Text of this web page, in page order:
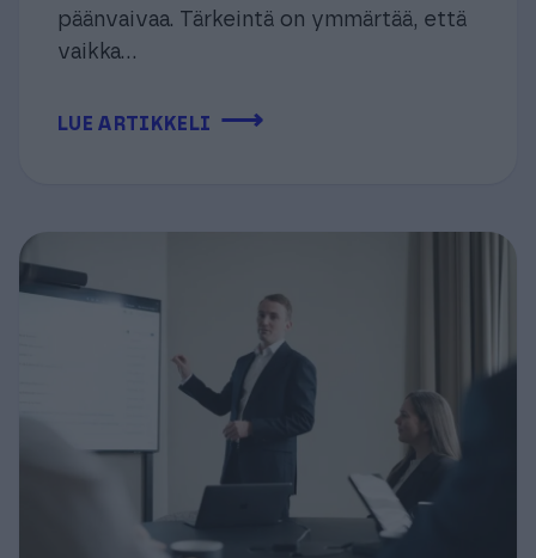
päänvaivaa. Tärkeintä on ymmärtää, että
vaikka...
LUE ARTIKKELI ⟶